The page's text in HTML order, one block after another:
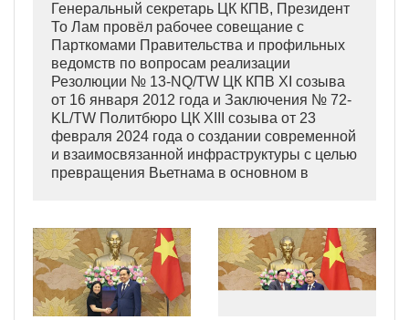
Генеральный секретарь ЦК КПВ, Президент
То Лам провёл рабочее совещание с
Парткомами Правительства и профильных
ведомств по вопросам реализации
Резолюции № 13-NQ/TW ЦК КПВ XI созыва
от 16 января 2012 года и Заключения № 72-
KL/TW Политбюро ЦК XIII созыва от 23
февраля 2024 года о создании современной
и взаимосвязанной инфраструктуры с целью
превращения Вьетнама в основном в